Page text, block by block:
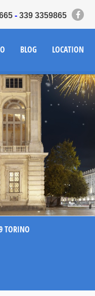
- 339 3359865
BLOG LOCATION
TORINO